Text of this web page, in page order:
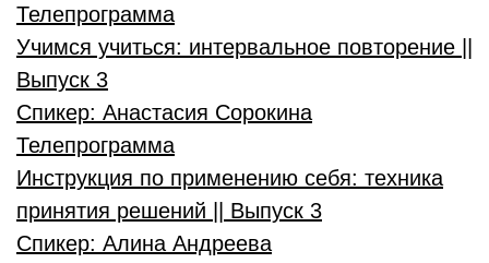
Телепрограмма
Учимся учиться: интервальное повторение ||
Выпуск 3
Спикер: Анастасия Сорокина
Телепрограмма
Инструкция по применению себя: техника
принятия решений || Выпуск 3
Спикер: Алина Андреева